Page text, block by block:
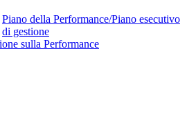
Piano della Performance/Piano esecutivo
di gestione
sulla Performance